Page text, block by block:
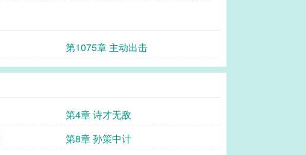
第1075章 主动出击
第4章 诗才无敌
第8章 孙策中计